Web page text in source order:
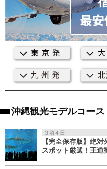
沖縄観光モデルコース
３泊４日
【完全保存版】絶対
スポット厳選！王道